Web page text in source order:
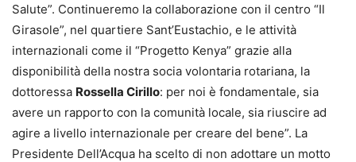
Salute”. Continueremo la collaborazione con il centro “Il
Girasole”, nel quartiere Sant’Eustachio, e le attività
internazionali come il “Progetto Kenya” grazie alla
disponibilità della nostra socia volontaria rotariana, la
dottoressa Rossella Cirillo: per noi è fondamentale, sia
avere un rapporto con la comunità locale, sia riuscire ad
agire a livello internazionale per creare del bene”. La
Presidente Dell’Acqua ha scelto di non adottare un motto